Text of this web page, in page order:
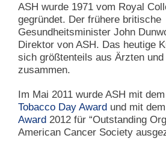
ASH wurde 1971 vom Royal
gegründet. Der frühere britische
Gesundheitsminister John
Direktor von ASH. Das heutige
sich größtenteils aus Ärzten
zusammen.
Im Mai 2011 wurde ASH mit dem
Tobacco Day Award und mit dem
Award 2012 für “Outstanding
American Cancer Society